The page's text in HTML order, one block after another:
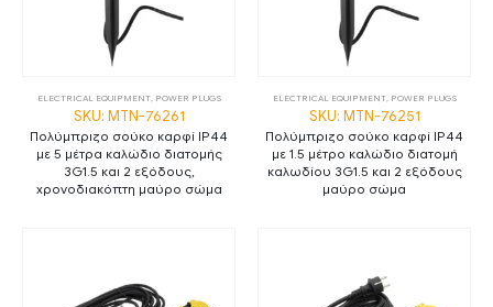
ELECTRICAL EQUIPMENT, POWER PLUGS
SKU: MTN-76261
Πολύμπριζο σούκο καρφί IP44
με 5 μέτρα καλώδιο διατομής
3G1.5 και 2 εξόδους,
χρονοδιακόπτη μαύρο σώμα
ELECTRICAL EQUIPMENT, POWER PLUGS
SKU: MTN-76251
Πολύμπριζο σούκο καρφί IP44
με 1.5 μέτρo καλώδιο διατομή
καλωδίου 3G1.5 και 2 εξόδους
μαύρο σώμα